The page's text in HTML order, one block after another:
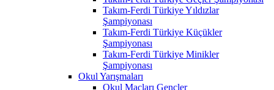
Takım-Ferdi Türkiye Yıldızlar
Şampiyonası
Takım-Ferdi Türkiye Küçükler
Şampiyonası
Takım-Ferdi Türkiye Minikler
Şampiyonası
Okul Yarışmaları
Okul Maçları Gençler